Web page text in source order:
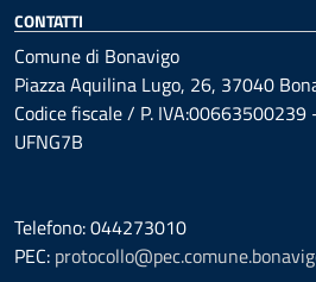
CONTATTI
Comune di Bonavigo
Piazza Aquilina Lugo, 26, 37040
Codice fiscale / P.
UFNG7B
Telefono: 044273010
PEC: